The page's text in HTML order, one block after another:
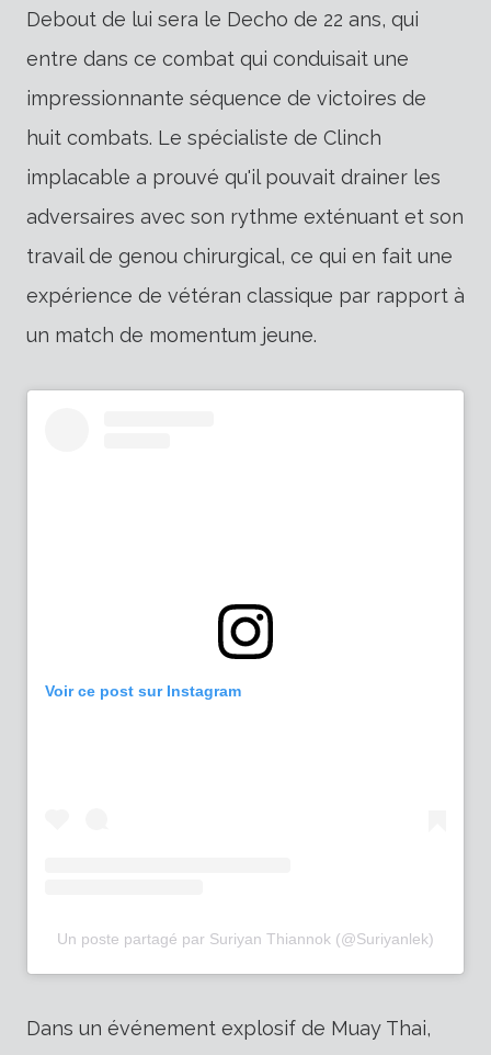
Debout de lui sera le Decho de 22 ans, qui
entre dans ce combat qui conduisait une
impressionnante séquence de victoires de
huit combats. Le spécialiste de Clinch
implacable a prouvé qu'il pouvait drainer les
adversaires avec son rythme exténuant et son
travail de genou chirurgical, ce qui en fait une
expérience de vétéran classique par rapport à
un match de momentum jeune.
Voir ce post sur Instagram
Un poste partagé par Suriyan Thiannok (@Suriyanlek)
Dans un événement explosif de Muay Thai,